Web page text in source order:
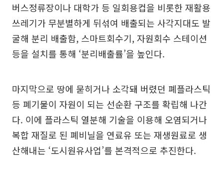
버스정류장이나 대학가 등 일회용컵을 비롯한 재활용
쓰레기가 무분별하게 뒤섞여 배출되는 사각지대도 발
굴해 분리 배출함, 스마트회수기, 자원회수 스테이션
등을 설치를 통해 ‘분리배출률’을 높인다.
마지막으로 땅에 묻히거나 소각돼 버렸던 폐플라스틱
등 폐기물이 자원이 되는 선순환 구조를 확립해 나간
다. 이에 플라스틱 열분해 기술을 이용해 오염되거나
복합 재질로 된 폐비닐을 연료유 또는 재생원료로 생
산해내는 ‘도시원유사업’를 본격적으로 추진한다.